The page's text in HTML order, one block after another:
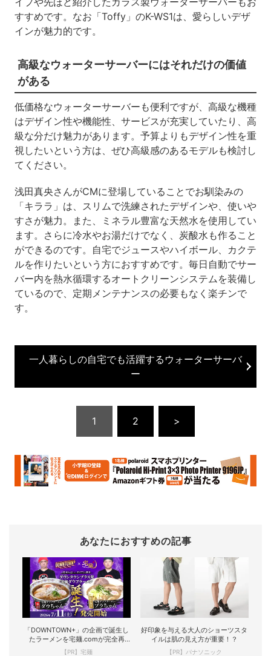
すすめです。なお「Toffy」のK-WS1は、愛らしいデザ
インが魅力的です。
高級なウォーターサーバーにはそれだけの価値
がある
低価格なウォーターサーバーも便利ですが、高級な機種
はデザイン性や機能性、サービスが充実していたり、高
級な分だけ魅力があります。予算よりもデザイン性を重
視したいという方は、ぜひ高級感のあるモデルも検討し
てください。
浅田真央さんがCMに登場していることでお馴染みの
「キララ」は、スリムで洗練されたデザインや、使いや
すさが魅力。また、ミネラル豊富な天然水を使用してい
ます。さらに冷水やお湯だけでなく、炭酸水も作ること
ができるのです。自宅でジュースやハイボール、カクテ
ルを作りたいという方におすすめです。毎日自動でサー
バー内を熱水循環するオートクリーンシステムを装備し
ているので、定期メンテナンスの必要もなく楽チンで
す。
一人暮らしの自宅でも活躍するウォーターサーバ
ー
1 2 >
あなたにおすすめの記事
「DOWNTOWN+」の企画で誕生し
たラーメンを宅麺.comが完全再
現！
【PR】宅麺
好印象を与える大人のショーツスタ
イルは肌の見え方が重要！？
【PR】パナソニック